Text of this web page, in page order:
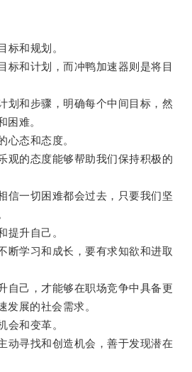
和规划。
和计划，而冲鸭加速器则是将目
和步骤，明确每个中间目标，然
困难。
态和态度。
的态度能够帮助我们保持积极的
一切困难都会过去，只要我们坚
升自己。
学习和成长，要有求知欲和进取
己，才能够在职场竞争中具备更
发展的社会需求。
和变革。
寻找和创造机会，善于发现潜在